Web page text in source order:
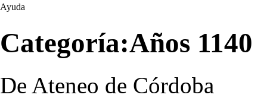
Ayuda
Categoría:Años 1140
De Ateneo de Córdoba